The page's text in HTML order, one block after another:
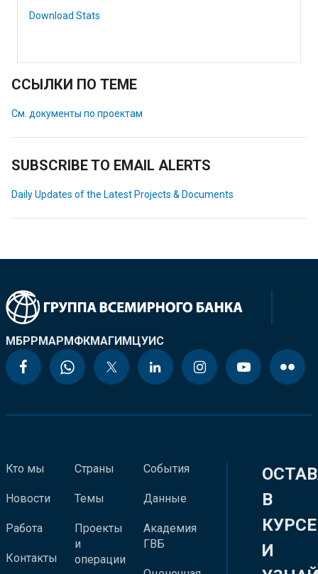
Download Stats
ССЫЛКИ ПО ТЕМЕ
См. документы по проектам
SUBSCRIBE TO EMAIL ALERTS
Daily Updates of the Latest Projects & Documents
МБРРМАРМФКМАГИМЦУИС
Кто мы
Новости
Работа
Контакты
Страны
Темы
Проекты
и
операции
События
Данные
Академия
ГВБ
В
КУРСЕ
И